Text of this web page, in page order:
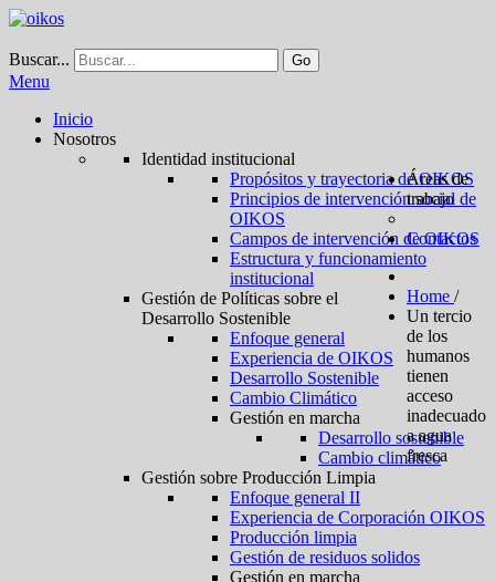
Buscar... Go
Menu
Inicio
Nosotros
Identidad institucional
Propósitos y trayectoria de OIKOS
Principios de intervención social de
OIKOS
Campos de intervención de OIKOS
Estructura y funcionamiento
institucional
Áreas de
trabajo
Gestión de Políticas sobre el
Desarrollo Sostenible
Enfoque general
Experiencia de OIKOS
Desarrollo Sostenible
Cambio Climático
Gestión en marcha
Desarrollo sostenible
Cambio climático
Gestión sobre Producción Limpia
Enfoque general II
Experiencia de Corporación OIKOS
Producción limpia
Gestión de residuos solidos
Gestión en marcha
Contactos
Home /
Un tercio
de los
humanos
tienen
acceso
inadecuado
a agua
fresca